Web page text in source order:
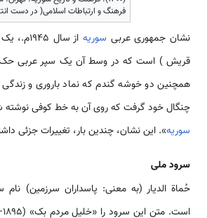
فرهنگ و ارتباطات اسلامی( در دست
نشان جمهوری عربی سوریه
از سال
قریش ) ‌‌‌‌‌‌‌است که در وسط آن یک سپر عربی
همچنین دو خوشه گندم که نماد باروری و
چنگال خود گرفت که روی آن به خط کوفی نوشته
سوریه». این نشان، چندین بار، تغییرات جزئی
سرود ملی
حُماة الدیار (به معنی: پاسداران سرزمین)